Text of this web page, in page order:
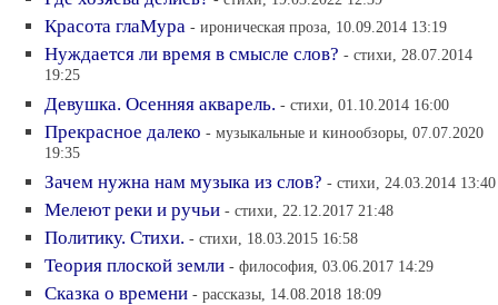
Красота глаМура - ироническая проза, 10.09.2014 13:19
Нуждается ли время в смысле слов? - стихи, 28.07.2014
19:25
Девушка. Осенняя акварель. - стихи, 01.10.2014 16:00
Прекрасное далеко - музыкальные и кинообзоры, 07.07.2020
19:35
Зачем нужна нам музыка из слов? - стихи, 24.03.2014 13:40
Мелеют реки и ручьи - стихи, 22.12.2017 21:48
Политику. Стихи. - стихи, 18.03.2015 16:58
Теория плоской земли - философия, 03.06.2017 14:29
Сказка о времени - рассказы, 14.08.2018 18:09